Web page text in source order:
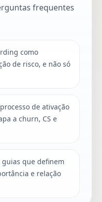
frequentes
como
de risco, e não só
de ativação
a churn, CS e
guias que definem
e relação